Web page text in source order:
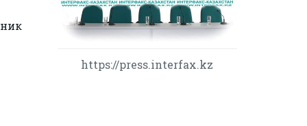
https://press.interfax.kz